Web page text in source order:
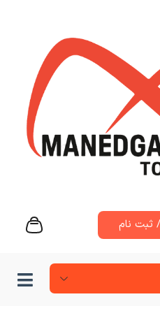
ثبت نام